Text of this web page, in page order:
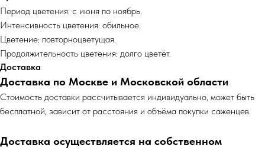
Период цветения: с июня по ноябрь.
Интенсивность цветения: обильное.
Цветение: повторноцветущая.
Продолжительность цветения: долго цветёт.
Доставка
Доставка по Москве и Московской области
Cтоимость доставки рассчитывается индивидуально, может быть
бесплатной, зависит от расстояния и объёма покупки саженцев.
Доставка осуществляется на собственном